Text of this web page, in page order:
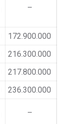
–
172.900.000
216.300.000
217.800.000
236.300.000
–